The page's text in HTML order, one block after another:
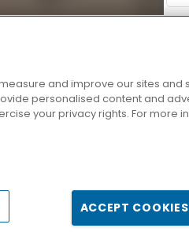
and improve our sites and
personalised content and
your privacy rights. For more
ACCEPT COOKIES